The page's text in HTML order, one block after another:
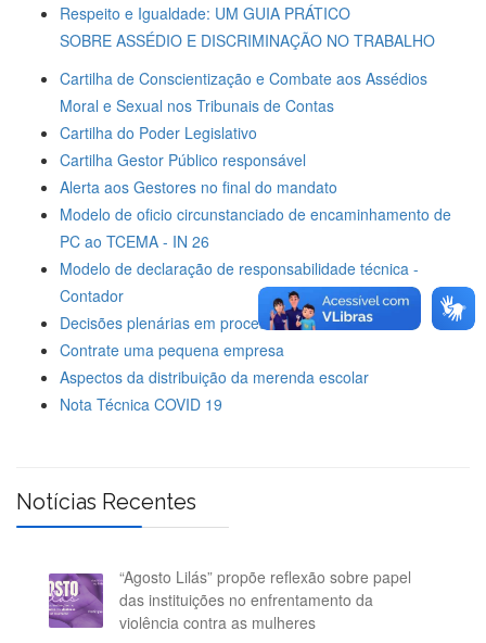
Respeito e Igualdade: UM GUIA PRÁTICO
SOBRE ASSÉDIO E DISCRIMINAÇÃO NO TRABALHO
Cartilha de Conscientização e Combate aos Assédios
Moral e Sexual nos Tribunais de Contas
Cartilha do Poder Legislativo
Cartilha Gestor Público responsável
Alerta aos Gestores no final do mandato
Modelo de oficio circunstanciado de encaminhamento de
PC ao TCEMA - IN 26
Modelo de declaração de responsabilidade técnica -
Contador
Decisões plenárias em processos de consulta
Contrate uma pequena empresa
Aspectos da distribuição da merenda escolar
Nota Técnica COVID 19
Notícias Recentes
“Agosto Lilás” propõe reflexão sobre papel
das instituições no enfrentamento da
violência contra as mulheres